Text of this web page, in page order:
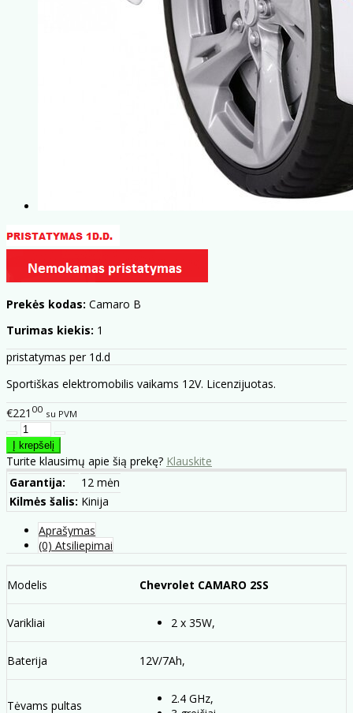
Prekės kodas: Camaro B
Turimas kiekis: 1
pristatymas per 1d.d
Sportiškas elektromobilis vaikams 12V. Licenzijuotas.
€221 00 su PVM
Turite klausimų apie šią prekę? Klauskite
Garantija:
12 mėn
Kilmės šalis: Kinija
Aprašymas
(0) Atsiliepimai
Modelis Chevrolet CAMARO 2SS
Varikliai 2 x 35W,
Baterija 12V/7Ah,
Tėvams pultas
2.4 GHz,